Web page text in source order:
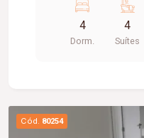
garagem para 04
cobertas e 02
totalmente integrada
pé-direito duplo,
iluminação natural;
4
Dorm.
4
Suítes
Cód. 80254